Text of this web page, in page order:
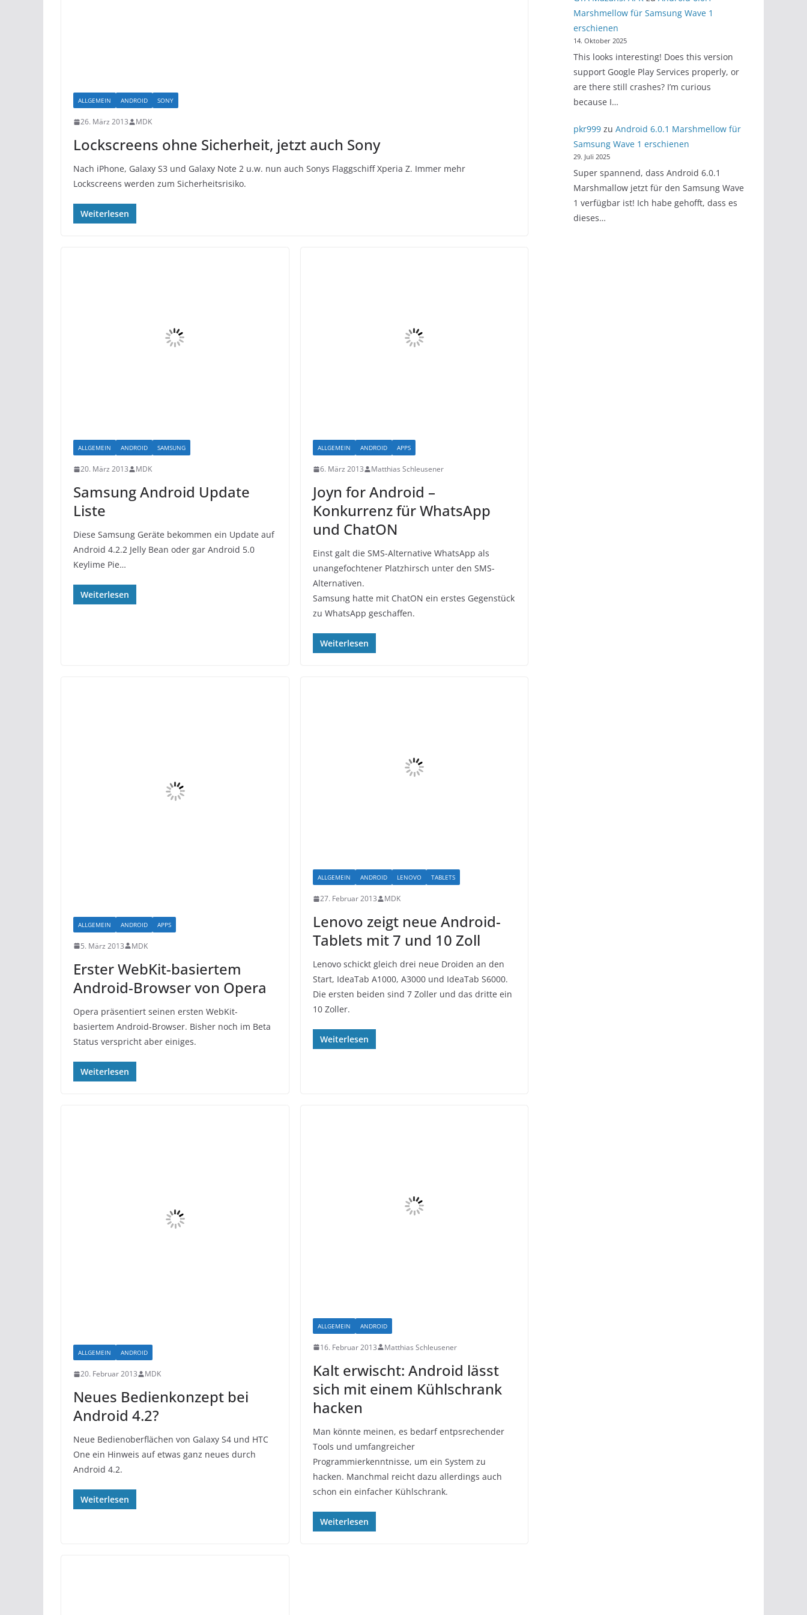
ALLGEMEIN ANDROID SONY
26. März 2013 MDK
Lockscreens ohne Sicherheit, jetzt auch Sony
Nach iPhone, Galaxy S3 und Galaxy Note 2 u.w. nun auch Sonys Flaggschiff Xperia Z. Immer mehr
Lockscreens werden zum Sicherheitsrisiko.
Weiterlesen
ALLGEMEIN ANDROID SAMSUNG
20. März 2013 MDK
Samsung Android Update
Liste
Diese Samsung Geräte bekommen ein Update auf
Android 4.2.2 Jelly Bean oder gar Android 5.0
Keylime Pie…
Weiterlesen
ALLGEMEIN ANDROID APPS
6. März 2013 Matthias Schleusener
Joyn for Android –
Konkurrenz für WhatsApp
und ChatON
Einst galt die SMS-Alternative WhatsApp als
unangefochtener Platzhirsch unter den SMS-
Alternativen.
Samsung hatte mit ChatON ein erstes Gegenstück
zu WhatsApp geschaffen.
Weiterlesen
ALLGEMEIN ANDROID APPS
5. März 2013 MDK
Erster WebKit-basiertem
Android-Browser von Opera
Opera präsentiert seinen ersten WebKit-
basiertem Android-Browser. Bisher noch im Beta
Status verspricht aber einiges.
Weiterlesen
ALLGEMEIN ANDROID LENOVO TABLETS
27. Februar 2013 MDK
Lenovo zeigt neue Android-
Tablets mit 7 und 10 Zoll
Lenovo schickt gleich drei neue Droiden an den
Start, IdeaTab A1000, A3000 und IdeaTab S6000.
Die ersten beiden sind 7 Zoller und das dritte ein
10 Zoller.
Weiterlesen
ALLGEMEIN ANDROID
20. Februar 2013 MDK
Neues Bedienkonzept bei
Android 4.2?
Neue Bedienoberflächen von Galaxy S4 und HTC
One ein Hinweis auf etwas ganz neues durch
Android 4.2.
Weiterlesen
ALLGEMEIN ANDROID
16. Februar 2013 Matthias Schleusener
Kalt erwischt: Android lässt
sich mit einem Kühlschrank
hacken
Man könnte meinen, es bedarf entpsrechender
Tools und umfangreicher
Programmierkenntnisse, um ein System zu
hacken. Manchmal reicht dazu allerdings auch
schon ein einfacher Kühlschrank.
Weiterlesen
Marshmellow für Samsung Wave 1
erschienen
14. Oktober 2025
This looks interesting! Does this version
support Google Play Services properly, or
are there still crashes? I’m curious
because I…
pkr999zu Android 6.0.1 Marshmellow für
Samsung Wave 1 erschienen
29. Juli 2025
Super spannend, dass Android 6.0.1
Marshmallow jetzt für den Samsung Wave
1 verfügbar ist! Ich habe gehofft, dass es
dieses…